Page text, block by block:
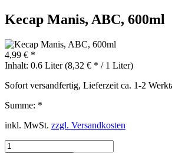
Kecap Manis, ABC, 600ml
4,99 € *
Inhalt: 0.6 Liter (8,32 € * / 1 Liter)
Sofort versandfertig, Lieferzeit ca. 1-2
Summe: *
inkl. MwSt. zzgl. Versandkosten